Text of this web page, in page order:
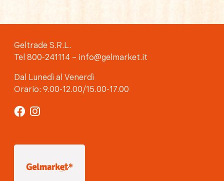
Geltrade S.R.L.
Tel 800-241114 – info@gelmarket.it
Dal Lunedì al Venerdì
Orario: 9.00-12.00/15.00-17.00